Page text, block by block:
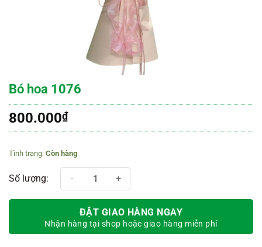
Bó hoa 1076
800.000₫
Còn hàng
Bó hoa 1076 số lượng
ĐẶT GIAO HÀNG NGAY
Nhận hàng tại shop hoặc giao hàng miễn phí